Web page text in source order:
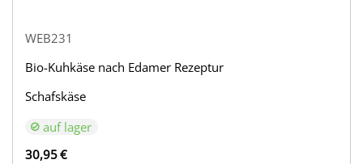
WEB231
Bio-Kuhkäse nach Edamer Rezeptur
Schafskäse
auf lager
30,95€